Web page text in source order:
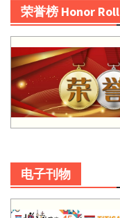
荣誉榜 Honor Roll
电子刊物